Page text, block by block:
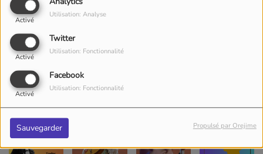
Activé
Utilisation: Analyse
Twitter
Activé
Utilisation: Fonctionnalité
Facebook
Activé
Utilisation: Fonctionnalité
Sauvegarder Propulsé par Orejime